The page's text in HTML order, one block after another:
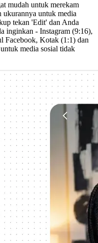
mudah untuk merekam
ukurannya untuk media
tekan 'Edit' dan Anda
inginkan - Instagram (9:16),
Facebook, Kotak (1:1) dan
media sosial tidak